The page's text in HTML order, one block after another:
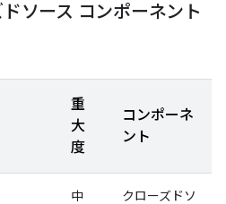
ソース コンポーネント
重
大
度
コンポーネ
ント
中
クローズドソ